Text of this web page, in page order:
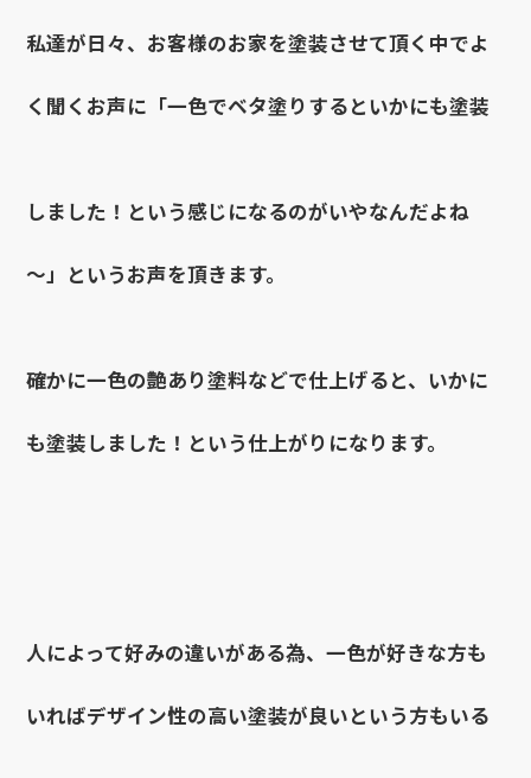
私達が日々、お客様のお家を塗装させて頂く中でよ
く聞くお声に「一色でベタ塗りするといかにも塗装
しました！という感じになるのがいやなんだよね
～」というお声を頂きます。
確かに一色の艶あり塗料などで仕上げると、いかに
も塗装しました！という仕上がりになります。
人によって好みの違いがある為、一色が好きな方も
いればデザイン性の高い塗装が良いという方もいる